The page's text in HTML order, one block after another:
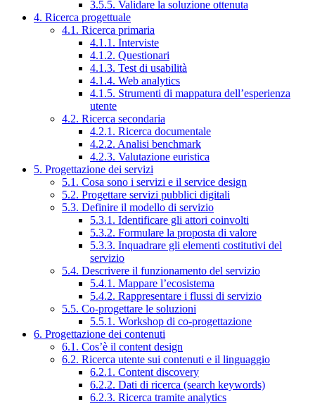
3.5.5. Validare la soluzione ottenuta
4. Ricerca progettuale
4.1. Ricerca primaria
4.1.1. Interviste
4.1.2. Questionari
4.1.3. Test di usabilità
4.1.4. Web analytics
4.1.5. Strumenti di mappatura dell’esperienza
utente
4.2. Ricerca secondaria
4.2.1. Ricerca documentale
4.2.2. Analisi benchmark
4.2.3. Valutazione euristica
5. Progettazione dei servizi
5.1. Cosa sono i servizi e il service design
5.2. Progettare servizi pubblici digitali
5.3. Definire il modello di servizio
5.3.1. Identificare gli attori coinvolti
5.3.2. Formulare la proposta di valore
5.3.3. Inquadrare gli elementi costitutivi del
servizio
5.4. Descrivere il funzionamento del servizio
5.4.1. Mappare l’ecosistema
5.4.2. Rappresentare i flussi di servizio
5.5. Co-progettare le soluzioni
5.5.1. Workshop di co-progettazione
6. Progettazione dei contenuti
6.1. Cos’è il content design
6.2. Ricerca utente sui contenuti e il linguaggio
6.2.1. Content discovery
6.2.2. Dati di ricerca (search keywords)
6.2.3. Ricerca tramite analytics